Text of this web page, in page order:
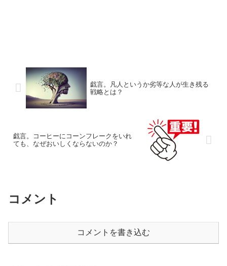
戯言。凡人というか劣等な人が生き残る
戦略とは？
戯言。コーヒーにコーンフレークをいれ
ても、なぜおいしくならないのか？
コメント
コメントを書き込む